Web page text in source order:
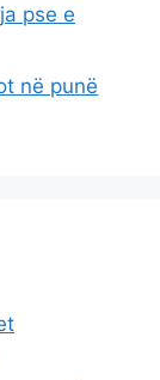
pse e
në punë